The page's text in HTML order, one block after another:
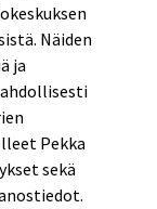
Näiden
ja
Pekka
sekä